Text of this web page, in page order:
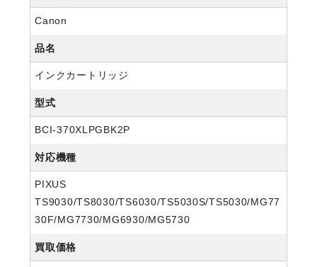
Canon
品名
インクカートリッジ
型式
BCI-370XLPGBK2P
対応機種
PIXUS
TS9030/TS8030/TS6030/TS5030S/TS5030/MG77
30F/MG7730/MG6930/MG5730
買取価格